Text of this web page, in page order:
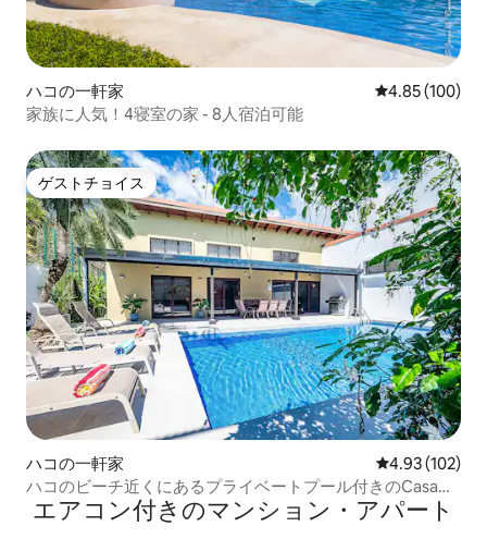
ハコの一軒家 レビュー100
4.85 (100)
家族に人気！4寝室の家 - 8人宿泊可能
ゲストチョイス
ゲストチョイス
ハコの一軒家 レビュー102
4.93 (102)
ハコのビーチ近くにあるプライベートプール付きのCasa
Gris
エアコン付きのマンション・アパート